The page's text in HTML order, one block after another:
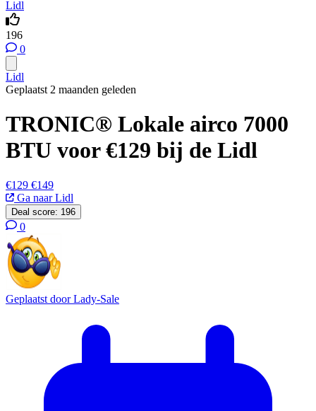
Lidl
196
0
Lidl
Geplaatst 2 maanden geleden
TRONIC® Lokale airco 7000
BTU voor €129 bij de Lidl
€129 €149
Ga naar Lidl
Deal score: 196
0
Geplaatst doorLady-Sale